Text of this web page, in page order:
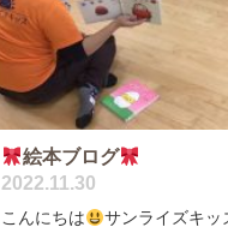
絵本ブログ
2022.11.30
こんにちは
サンライズキッ